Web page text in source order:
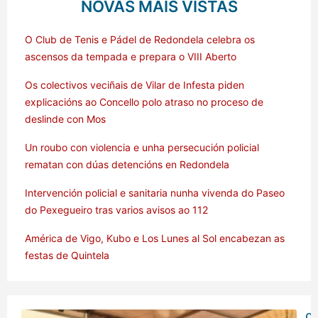
NOVAS MÁIS VISTAS
O Club de Tenis e Pádel de Redondela celebra os
ascensos da tempada e prepara o VIII Aberto
Os colectivos veciñais de Vilar de Infesta piden
explicacións ao Concello polo atraso no proceso de
deslinde con Mos
Un roubo con violencia e unha persecución policial
rematan con dúas detencións en Redondela
Intervención policial e sanitaria nunha vivenda do Paseo
do Pexegueiro tras varios avisos ao 112
América de Vigo, Kubo e Los Lunes al Sol encabezan as
festas de Quintela